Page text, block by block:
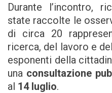
Durante l’incontro,
state raccolte le
di circa 20
ricerca, del lavoro e
esponenti della
una consultazione
al 14 luglio.